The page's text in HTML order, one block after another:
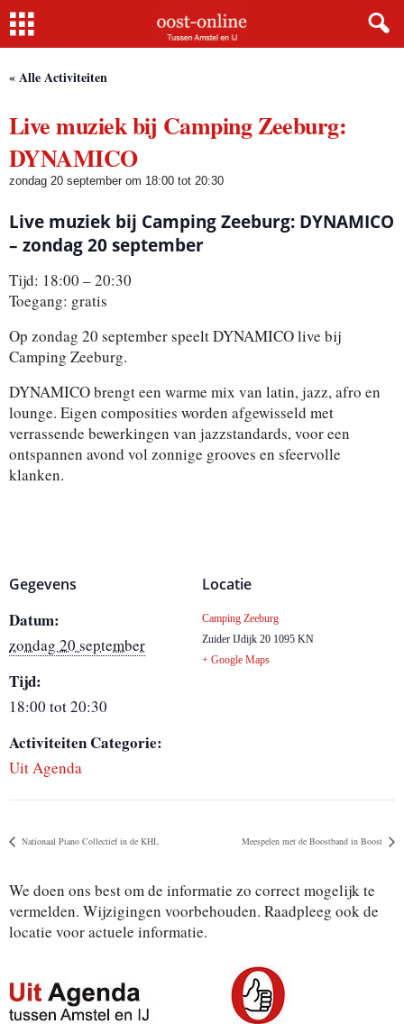
Home
« Alle Activiteiten
Live muziek bij Camping Zeeburg:
DYNAMICO
zondag 20 september om 18:00 tot 20:30
Live muziek bij Camping Zeeburg: DYNAMICO
– zondag 20 september
Tijd: 18:00 – 20:30
Toegang: gratis
Op zondag 20 september speelt DYNAMICO live bij
Camping Zeeburg.
DYNAMICO brengt een warme mix van latin, jazz, afro en
lounge. Eigen composities worden afgewisseld met
verrassende bewerkingen van jazzstandards, voor een
ontspannen avond vol zonnige grooves en sfeervolle
klanken.
Gegevens
Datum:
zondag 20 september
Tijd:
18:00 tot 20:30
Activiteiten Categorie:
Uit Agenda
Locatie
Camping Zeeburg
Zuider IJdijk 20 1095 KN
+ Google Maps
Nationaal Piano Collectief in de KHL Meespelen met de Boostband in Boost
We doen ons best om de informatie zo correct mogelijk te
vermelden. Wijzigingen voorbehouden. Raadpleeg ook de
locatie voor actuele informatie.